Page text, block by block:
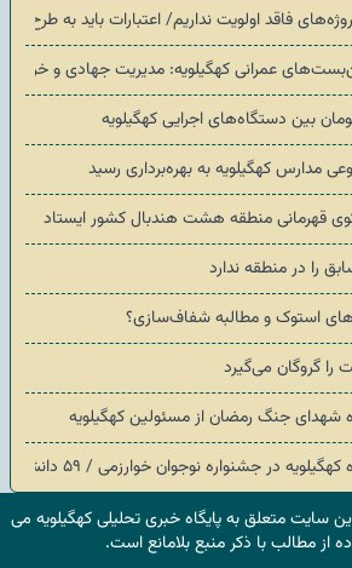
فاقد اولویت نداریم/ اعتبارات باید به طرح‌های
عمرانی کهگیلویه: مدیریت جهادی و خروجی
مدارس کهگیلویه به بهره‌برداری رسید
قهرمانی منطقه هشت هندبال کشور ایستاد
را در منطقه ندارد
استوک و مطالبه شفاف‌سازی؟
گروگان می‌گیرد
شهدای جنگ رمضان از مسئولین کهگیلویه
نوجوان خوارزمی / ۵۹ دانش‌آموز به مرحله کشوری رسیدند
سایت متعلق به پایگاه خبری تحلیلی کهگیلویه می
از مطالب با ذکر منبع بلامانع است.